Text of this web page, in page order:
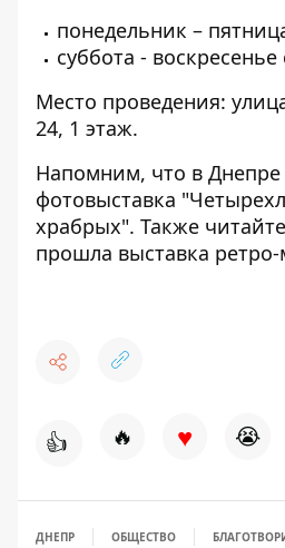
понедельник –
суббота - воскресенье
Место проведения:
24, 1 этаж.
Напомним, что в
фотовыставка
храбрых". Также
прошла выставка
👍 🔥 ♥ 😭
ДНЕПР ОБЩЕСТВО